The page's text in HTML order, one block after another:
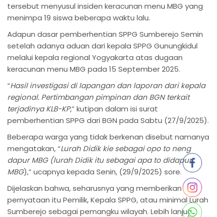
tersebut menyusul insiden keracunan menu MBG yang
menimpa 19 siswa beberapa waktu lalu.
Adapun dasar pemberhentian SPPG Sumberejo Semin
setelah adanya aduan dari kepala SPPG Gunungkidul
melalui kepala regional Yogyakarta atas dugaan
keracunan menu MBG pada 15 September 2025.
“Hasil investigasi di lapangan dan laporan dari kepala
regional. Pertimbangan pimpinan dan BGN terkait
terjadinya KLB-KP,” kutipan dalam isi surat
pemberhentian SPPG dari BGN pada Sabtu (27/9/2025).
Beberapa warga yang tidak berkenan disebut namanya
mengatakan, “Lurah Didik kie sebagai opo to neng
dapur MBG (lurah Didik itu sebagai apa to didapur
MBG),” ucapnya kepada Senin, (29/9/2025) sore.
Dijelaskan bahwa, seharusnya yang memberikan
pernyataan itu Pemilik, Kepala SPPG, atau minimal Lurah
Sumberejo sebagai pemangku wilayah. Lebih lanjut